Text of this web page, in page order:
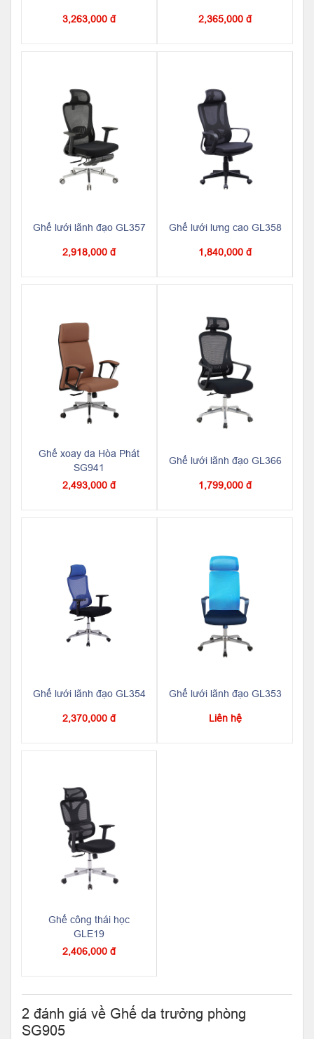
3,263,000 đ 2,365,000 đ
Ghế lưới lãnh đạo GL357
2,918,000 đ
Ghế lưới lưng cao GL358
1,840,000 đ
Ghế xoay da Hòa Phát
SG941
2,493,000 đ
Ghế lưới lãnh đạo GL366
1,799,000 đ
Ghế lưới lãnh đạo GL354
2,370,000 đ
Ghế lưới lãnh đạo GL353
Liên hệ
Ghế công thái học
GLE19
2,406,000 đ
2 đánh giá về Ghế da trưởng phòng
SG905